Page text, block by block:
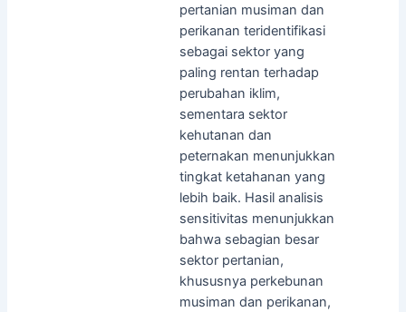
pertanian musiman dan
perikanan teridentifikasi
sebagai sektor yang
paling rentan terhadap
perubahan iklim,
sementara sektor
kehutanan dan
peternakan menunjukkan
tingkat ketahanan yang
lebih baik. Hasil analisis
sensitivitas menunjukkan
bahwa sebagian besar
sektor pertanian,
khususnya perkebunan
musiman dan perikanan,